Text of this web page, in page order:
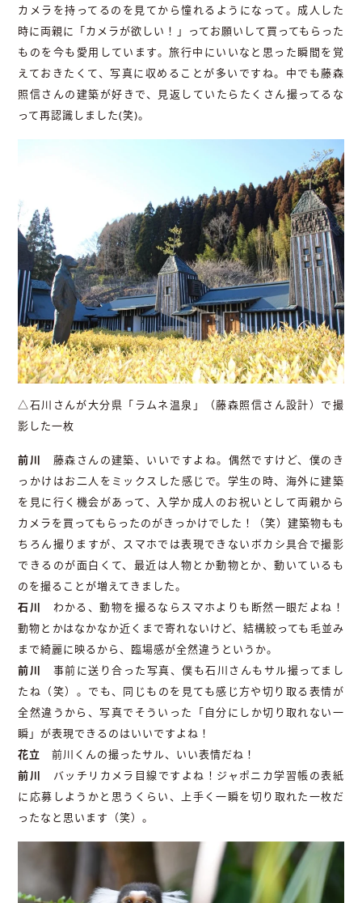
カメラを持ってるのを見てから憧れるようになって。成人した
時に両親に「カメラが欲しい！」ってお願いして買ってもらった
ものを今も愛用しています。旅行中にいいなと思った瞬間を覚
えておきたくて、写真に収めることが多いですね。中でも藤森
照信さんの建築が好きで、見返していたらたくさん撮ってるな
って再認識しました(笑)。
△石川さんが大分県「ラムネ温泉」（藤森照信さん設計）で撮
影した一枚
前川
藤森さんの建築、いいですよね。偶然ですけど、僕のき
っかけはお二人をミックスした感じで。学生の時、海外に建築
を見に行く機会があって、入学か成人のお祝いとして両親から
カメラを買ってもらったのがきっかけでした！（笑）建築物もも
ちろん撮りますが、スマホでは表現できないボカシ具合で撮影
できるのが面白くて、最近は人物とか動物とか、動いているも
のを撮ることが増えてきました。
石川
わかる、動物を撮るならスマホよりも断然一眼だよね！
動物とかはなかなか近くまで寄れないけど、結構絞っても毛並み
まで綺麗に映るから、臨場感が全然違うというか。
前川
事前に送り合った写真、僕も石川さんもサル撮ってまし
たね（笑）。でも、同じものを見ても感じ方や切り取る表情が
全然違うから、写真でそういった「自分にしか切り取れない一
瞬」が表現できるのはいいですよね！
花立
前川くんの撮ったサル、いい表情だね！
前川
バッチリカメラ目線ですよね！ジャポニカ学習帳の表紙
に応募しようかと思うくらい、上手く一瞬を切り取れた一枚だ
ったなと思います（笑）。